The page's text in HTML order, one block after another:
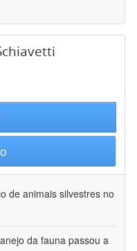
de animais silvestres no
da fauna passou a